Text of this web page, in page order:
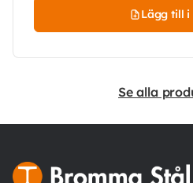
Lägg till
Se alla